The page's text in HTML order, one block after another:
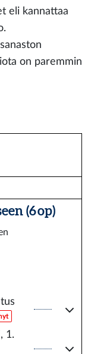
eli kannattaa
on paremmin
(6 op)
1.